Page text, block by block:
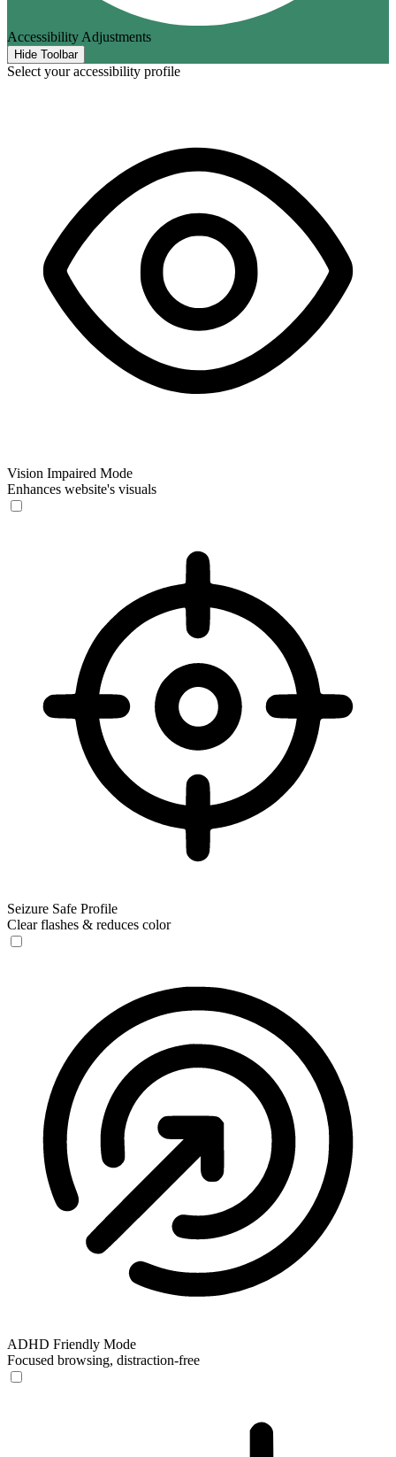
Accessibility Adjustments
Hide Toolbar
Select your accessibility profile
Vision Impaired Mode
Enhances website's visuals
Seizure Safe Profile
Clear flashes & reduces color
ADHD Friendly Mode
Focused browsing, distraction-free